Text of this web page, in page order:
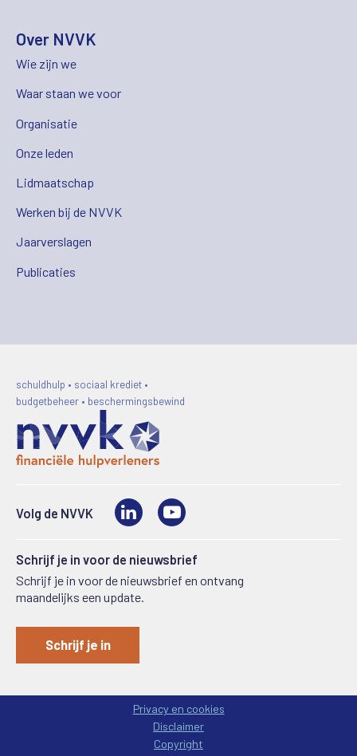
Over NVVK
Wie zijn we
Waar staan we voor
Organisatie
Onze leden
Lidmaatschap
Werken bij de NVVK
Jaarverslagen
Publicaties
schuldhulp • sociaal krediet •
budgetbeheer • beschermingsbewind
Volg de NVVK LinkedIn
Schrijf je in voor de nieuwsbrief
Schrijf je in voor de nieuwsbrief en ontvang
maandelijks een update.
Schrijf je in
Privacy en cookies
Disclaimer
Copyright